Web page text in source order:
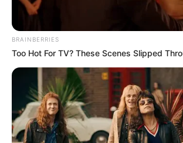
BRAINBERRIES
Too Hot For TV? These Scenes Slipped